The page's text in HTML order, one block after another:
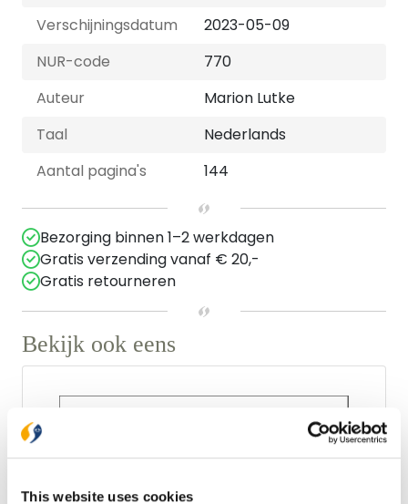
This website uses cookies
Verschijningsdatum
2023-05-09
NUR-code
770
Auteur
Marion Lutke
Taal
Nederlands
Aantal pagina's
144
Bezorging binnen 1–2 werkdagen
Gratis verzending vanaf € 20,-
Gratis retourneren
Bekijk ook eens